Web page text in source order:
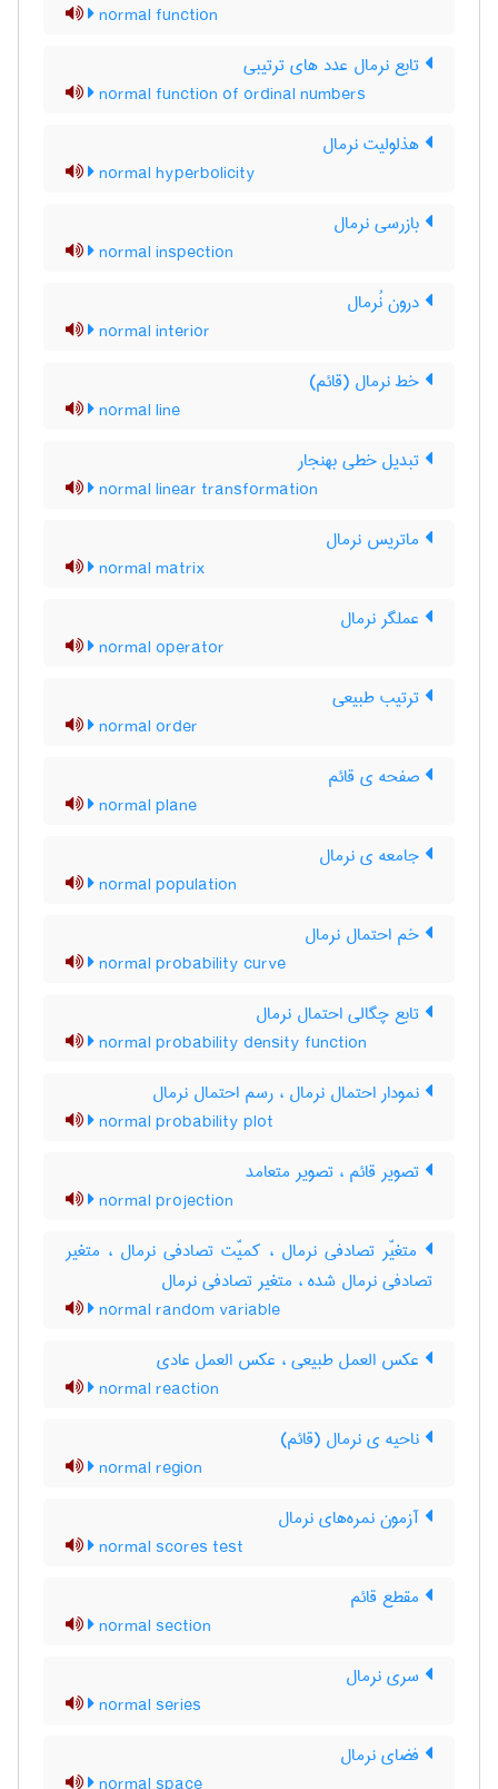
normal function
تابع نرمال عدد های ترتیبی
normal function of ordinal numbers
هذلولیت نرمال
normal hyperbolicity
بازرسی نرمال
normal inspection
درون نُرمال
normal interior
خط نرمال (قائم)
normal line
تبدیل خطی بهنجار
normal linear transformation
ماتریس نرمال
normal matrix
عملگر نرمال
normal operator
ترتیب طبیعی
normal order
صفحه ی قائم
normal plane
جامعه ی نرمال
normal population
خم احتمال نرمال
normal probability curve
تابع چگالی احتمال نرمال
normal probability density function
نمودار احتمال نرمال ، رسم احتمال نرمال
normal probability plot
تصویر قائم ، تصویر متعامد
normal projection
متغیّر تصادفی نرمال ، کمیّت تصادفی نرمال ، متغیر
تصادفی نرمال شده ، متغیر تصادفی نرمال
normal random variable
عکس العمل طبیعی ، عکس العمل عادی
normal reaction
ناحیه ی نرمال (قائم)
normal region
آزمون نمره‌های نرمال
normal scores test
مقطع قائم
normal section
سری نرمال
normal series
فضای نرمال